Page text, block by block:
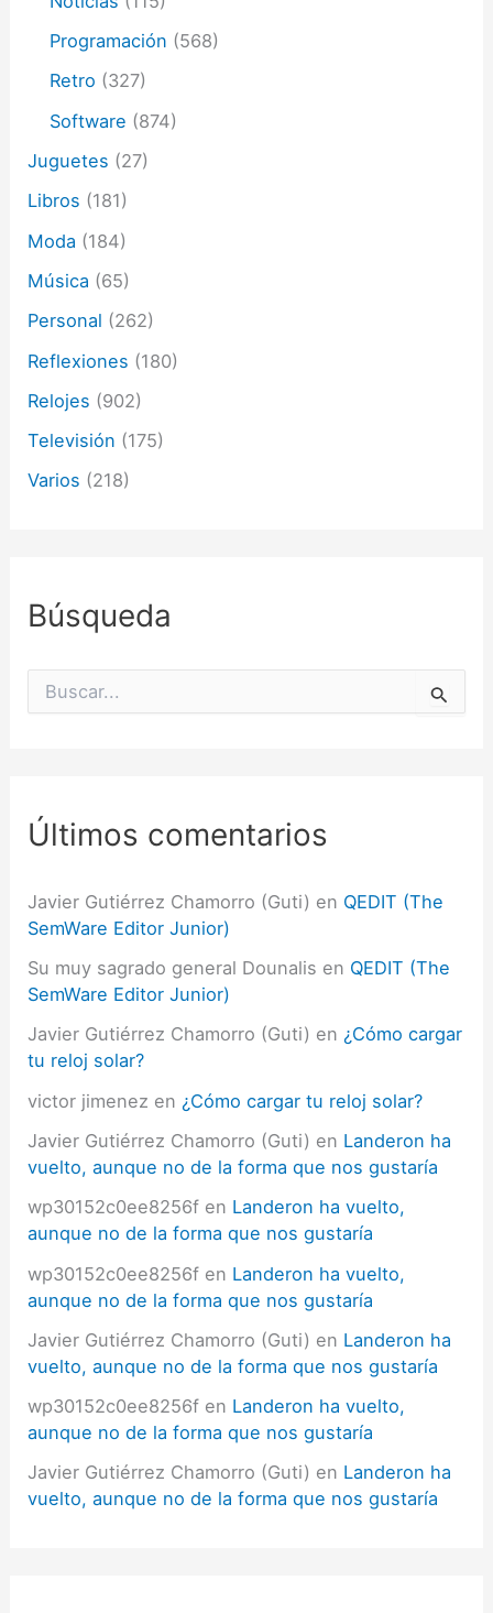
Programación (568)
Retro (327)
Software (874)
Juguetes (27)
Libros (181)
Moda (184)
Música (65)
Personal (262)
Reflexiones (180)
Relojes (902)
Televisión (175)
Varios (218)
Búsqueda
Últimos comentarios
Javier Gutiérrez Chamorro (Guti) en QEDIT (The
SemWare Editor Junior)
Su muy sagrado general Dounalis en QEDIT (The
SemWare Editor Junior)
Javier Gutiérrez Chamorro (Guti) en ¿Cómo cargar
tu reloj solar?
victor jimenez en ¿Cómo cargar tu reloj solar?
Javier Gutiérrez Chamorro (Guti) en Landeron ha
vuelto, aunque no de la forma que nos gustaría
wp30152c0ee8256f en Landeron ha vuelto,
aunque no de la forma que nos gustaría
wp30152c0ee8256f en Landeron ha vuelto,
aunque no de la forma que nos gustaría
Javier Gutiérrez Chamorro (Guti) en Landeron ha
vuelto, aunque no de la forma que nos gustaría
wp30152c0ee8256f en Landeron ha vuelto,
aunque no de la forma que nos gustaría
Javier Gutiérrez Chamorro (Guti) en Landeron ha
vuelto, aunque no de la forma que nos gustaría